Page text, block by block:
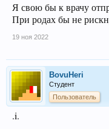
Я свою бы к врачу
При родах бы не
19 ноя 2022
BovuHeri
Студент
Пользователь
.i.